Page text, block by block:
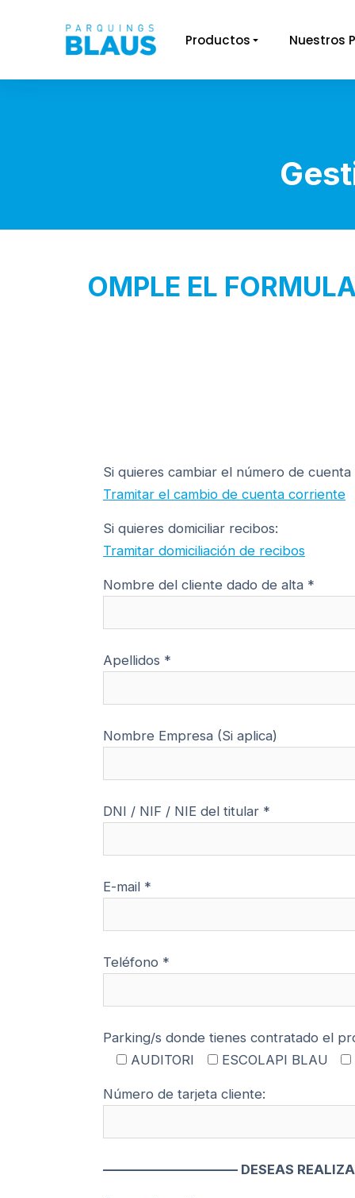
Productos Nuestros
OMPLE EL
Si quieres cambiar el número de
Tramitar el cambio de cuenta corriente
Si quieres domiciliar recibos:
Tramitar domiciliación de recibos
Nombre del cliente dado de alta *
Apellidos *
Nombre Empresa (Si aplica)
DNI / NIF / NIE del titular *
E-mail *
Teléfono *
Parking/s donde tienes contratado el
AUDITORI
ESCOLAPI BLAU
Número de tarjeta cliente:
—————————— DESEAS